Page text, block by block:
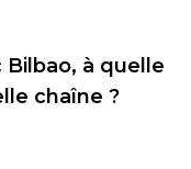
Bilbao, à quelle
chaîne ?